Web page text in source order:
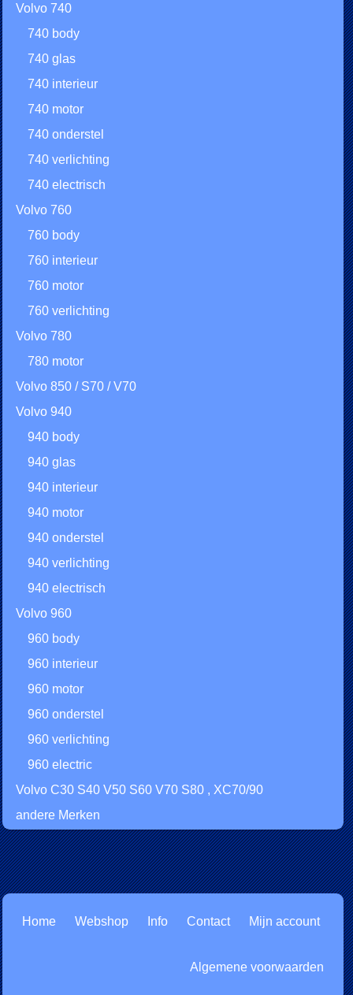
Volvo 740
740 body
740 glas
740 interieur
740 motor
740 onderstel
740 verlichting
740 electrisch
Volvo 760
760 body
760 interieur
760 motor
760 verlichting
Volvo 780
780 motor
Volvo 850 / S70 / V70
Volvo 940
940 body
940 glas
940 interieur
940 motor
940 onderstel
940 verlichting
940 electrisch
Volvo 960
960 body
960 interieur
960 motor
960 onderstel
960 verlichting
960 electric
Volvo C30 S40 V50 S60 V70 S80 , XC70/90
andere Merken
Home Webshop Info Contact Mijn account
Algemene voorwaarden